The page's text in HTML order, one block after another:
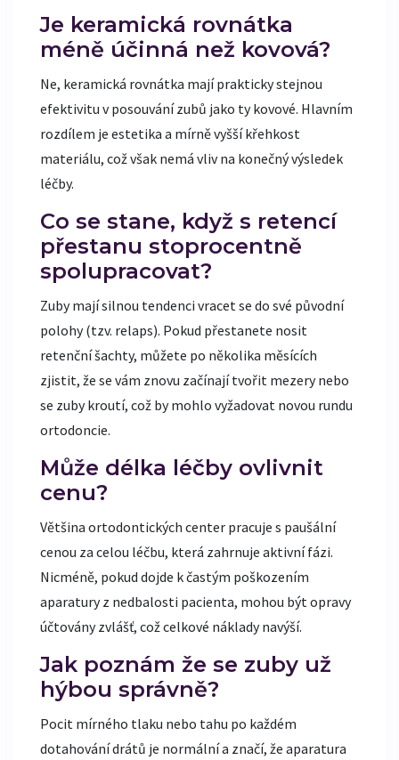
Je keramická rovnátka
méně účinná než kovová?
Ne, keramická rovnátka mají prakticky stejnou
efektivitu v posouvání zubů jako ty kovové. Hlavním
rozdílem je estetika a mírně vyšší křehkost
materiálu, což však nemá vliv na konečný výsledek
léčby.
Co se stane, když s retencí
přestanu stoprocentně
spolupracovat?
Zuby mají silnou tendenci vracet se do své původní
polohy (tzv. relaps). Pokud přestanete nosit
retenční šachty, můžete po několika měsících
zjistit, že se vám znovu začínají tvořit mezery nebo
se zuby kroutí, což by mohlo vyžadovat novou rundu
ortodoncie.
Může délka léčby ovlivnit
cenu?
Většina ortodontických center pracuje s paušální
cenou za celou léčbu, která zahrnuje aktivní fázi.
Nicméně, pokud dojde k častým poškozením
aparatury z nedbalosti pacienta, mohou být opravy
účtovány zvlášť, což celkové náklady navýší.
Jak poznám že se zuby už
hýbou správně?
Pocit mírného tlaku nebo tahu po každém
dotahování drátů je normální a značí, že aparatura